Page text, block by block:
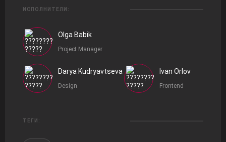
ИСПОЛНИТЕЛИ:
Olga Babik
Project Manager
Darya Kudryavtseva
Design
Ivan Orlov
Frontend
ТЕГИ: